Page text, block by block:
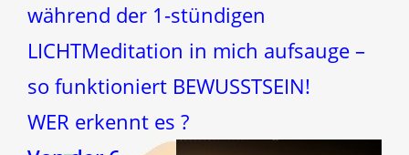
während der 1-stündigen
LICHTMeditation in mich aufsauge –
so funktioniert BEWUSSTSEIN!
WER erkennt es ?